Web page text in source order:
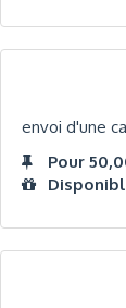
envoi d'une
Pour